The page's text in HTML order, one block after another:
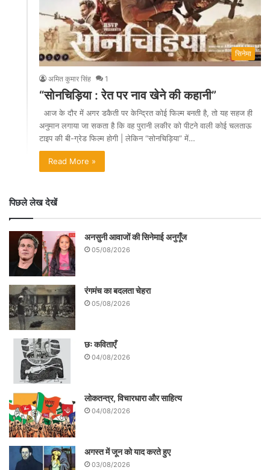
सिनेमा
अमित कुमार सिंह 1
“सोनचिड़िया : रेत पर नाव खेने की कहानी”
आज के दौर में अगर डकैती पर केन्द्रित कोई फिल्म बनती है, तो यह सहज ही
अनुमान लगाया जा सकता है कि वह पुरानी लकीर को पीटने वाली कोई चलताऊ
टाइप की बी-ग्रेड फिल्म होगी | लेकिन “सोनचिड़िया” में…
Read More »
पिछले लेख देखें
अनसुनी आवाजों की सिनेमाई अनुगूँज
05/08/2026
रंगमंच का बदलता चेहरा
05/08/2026
छः कविताएँ
04/08/2026
लोकतन्त्र, विचारधारा और साहित्य
04/08/2026
अगस्त में जून को याद करते हुए
03/08/2026